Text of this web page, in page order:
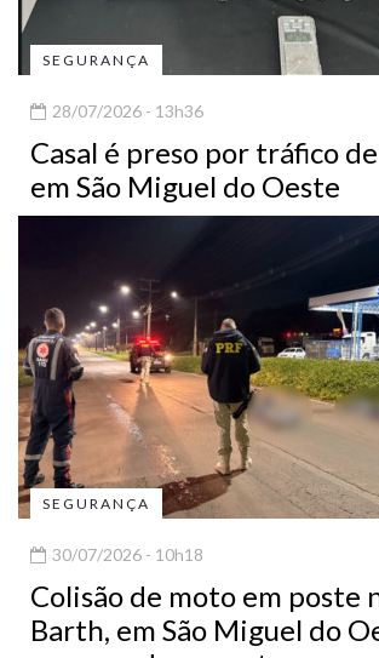
SEGURANÇA
28/07/2026 - 13h36
Casal é preso por tráfico
em São Miguel do Oeste
SEGURANÇA
30/07/2026 - 10h18
Colisão de moto em poste
Barth, em São Miguel do